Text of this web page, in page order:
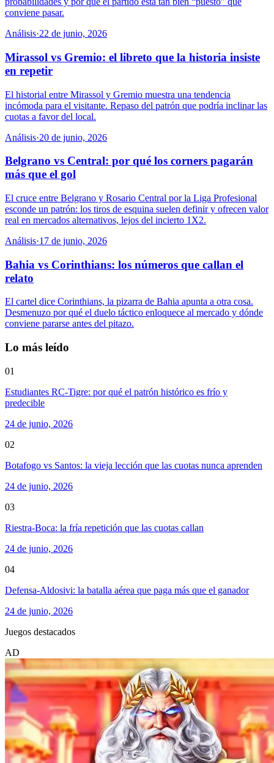
conviene pasar.
Análisis·22 de junio, 2026
Mirassol vs Gremio: el libreto que la historia insiste
en repetir
El historial entre Mirassol y Gremio muestra una tendencia
incómoda para el visitante. Repaso del patrón que podría inclinar las
cuotas a favor del local.
Análisis·20 de junio, 2026
Belgrano vs Central: por qué los corners pagarán
más que el gol
El cruce entre Belgrano y Rosario Central por la Liga Profesional
esconde un patrón: los tiros de esquina suelen definir y ofrecen valor
real en mercados alternativos, lejos del incierto 1X2.
Análisis·17 de junio, 2026
Bahia vs Corinthians: los números que callan el
relato
El cartel dice Corinthians, la pizarra de Bahia apunta a otra cosa.
Desmenuzo por qué el duelo táctico enloquece al mercado y dónde
conviene pararse antes del pitazo.
Lo más leído
01
Estudiantes RC-Tigre: por qué el patrón histórico es frío y
predecible
24 de junio, 2026
02
Botafogo vs Santos: la vieja lección que las cuotas nunca aprenden
24 de junio, 2026
03
Riestra-Boca: la fría repetición que las cuotas callan
24 de junio, 2026
04
Defensa-Aldosivi: la batalla aérea que paga más que el ganador
24 de junio, 2026
Juegos destacados
AD